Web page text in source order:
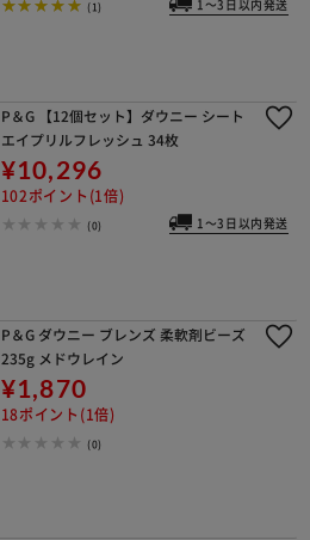
(1) 1～3日以内発送
P＆G 【12個セット】ダウニー シート
エイプリルフレッシュ 34枚
¥10,296
102ポイント(1倍)
(0) 1～3日以内発送
P＆G ダウニー ブレンズ 柔軟剤ビーズ
235g メドウレイン
¥1,870
18ポイント(1倍)
(0)